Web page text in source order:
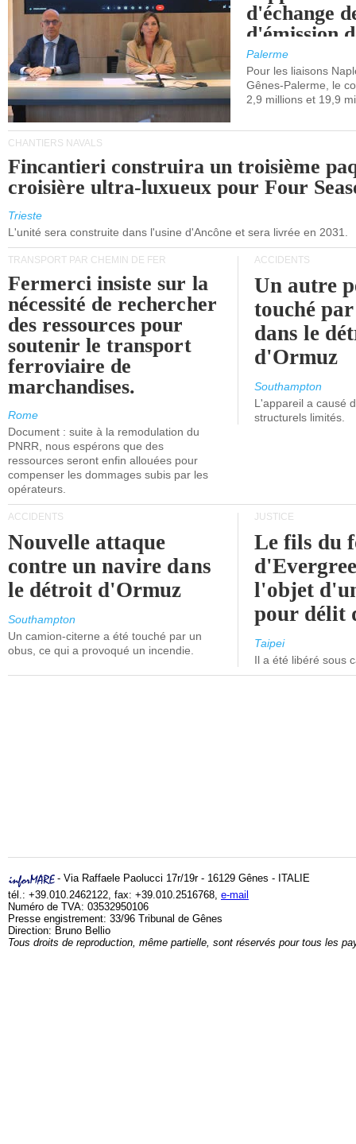
d'échange
d'émission
(SEQE-UE)
maritimes
occidentale.
Palerme
Pour les liaisons
Gênes-Palerme, le
2,9 millions et 19,9
CHANTIERS NAVALS
Fincantieri construira un troisième
croisière ultra-luxueux pour Four
Trieste
L'unité sera construite dans l'usine d'Ancône et sera livrée en 2031.
TRANSPORT PAR CHEMIN DE FER
Fermerci insiste sur la
nécessité de rechercher
des ressources pour
soutenir le transport
ferroviaire de
marchandises.
Rome
Document : suite à la remodulation du
PNRR, nous espérons que des
ressources seront enfin allouées pour
compenser les dommages subis par les
opérateurs.
ACCIDENTS
Un autre
touché
dans le
d'Ormuz
Southampton
L'appareil a causé
structurels limités.
ACCIDENTS
Nouvelle attaque
contre un navire dans
le détroit d'Ormuz
Southampton
Un camion-citerne a été touché par un
obus, ce qui a provoqué un incendie.
JUSTICE
Le fils du
l'objet
pour délit
Taipei
Il a été libéré sous
- Via Raffaele Paolucci 17r/19r - 16129 Gênes - ITALIE
tél.: +39.010.2462122, fax: +39.010.2516768, e-mail
Numéro de TVA: 03532950106
Presse engistrement: 33/96 Tribunal de Gênes
Direction: Bruno Bellio
Tous droits de reproduction, même partielle, sont réservés pour tous les